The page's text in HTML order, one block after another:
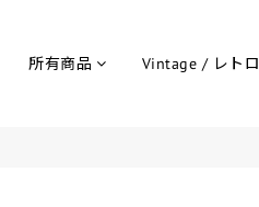
所有商品 Vintage / レトロ